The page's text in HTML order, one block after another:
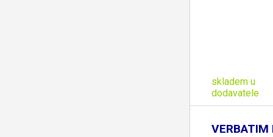
skladem u
dodavatele